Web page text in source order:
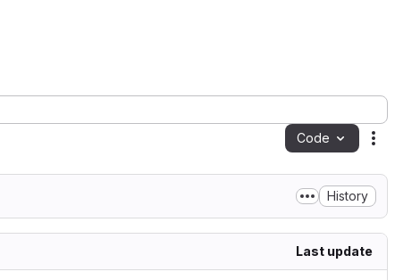
Code
History
Last update